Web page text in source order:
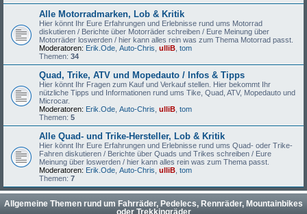
Alle Motorradmarken, Lob & Kritik
Hier könnt Ihr Eure Erfahrungen und Erlebnisse rund ums Motorrad
diskutieren / Berichte über Motorräder schreiben / Eure Meinung über
Motorräder loswerden / hier kann alles rein was zum Thema Motorrad passt.
Moderatoren: Erik.Ode Auto-Chris ulliB tom
Themen: 34
Quad, Trike, ATV und Mopedauto / Infos & Tipps
Hier könnt Ihr Fragen zum Kauf und Verkauf stellen. Hier bekommt Ihr
nützliche Tipps und Informationen rund ums Tike, Quad, ATV, Mopedauto und
Microcar.
Moderatoren: Erik.Ode Auto-Chris ulliB tom
Themen: 5
Alle Quad- und Trike-Hersteller, Lob & Kritik
Hier könnt Ihr Eure Erfahrungen und Erlebnisse rund ums Quad- oder Trike-
Fahren diskutieren / Berichte über Quads und Trikes schreiben / Eure
Meinung über loswerden / hier kann alles rein was zum Thema passt.
Moderatoren: Erik.Ode Auto-Chris ulliB tom
Themen: 7
Allgemeine Themen rund um Fahrräder, Pedelecs, Rennräder, Mountainbikes
oder Trekkingräder